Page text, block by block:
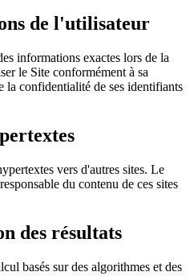
de l'utilisateur
informations exactes lors de la
le Site conformément à sa
la confidentialité de ses identifiants
vers d'autres sites. Le
du contenu de ces sites
des résultats
basés sur des algorithmes et des